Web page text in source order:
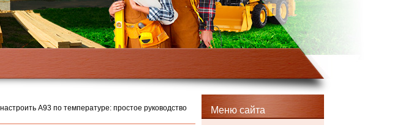
Меню сайта
А93 по температуре: простое руководство